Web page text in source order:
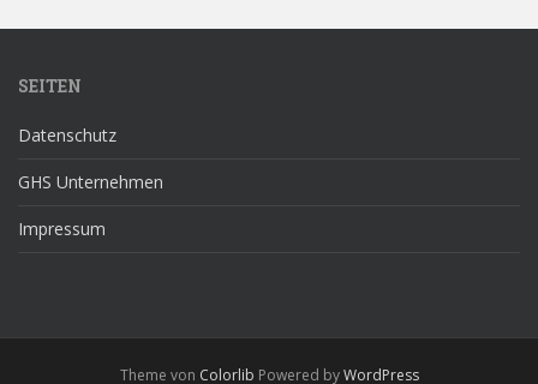
SEITEN
Datenschutz
GHS Unternehmen
Impressum
Theme von Colorlib Powered byWordPress